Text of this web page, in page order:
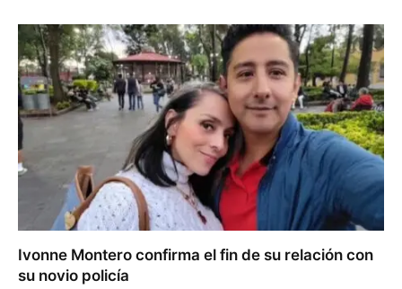
Ivonne Montero confirma el fin de su relación con
su novio policía